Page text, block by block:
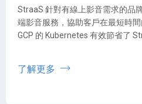
StraaS 針對有線上影音需求的品
端影音服務，協助客戶在最短時間
GCP 的 Kubernetes 有效節省了
了解更多